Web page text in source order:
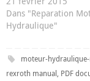
Dans "Reparation
Hydraulique"
moteur-
rexroth manual, PDF